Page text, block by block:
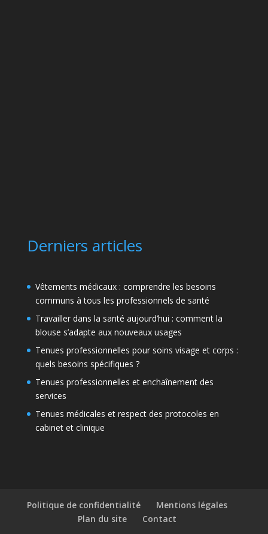
Derniers articles
Vêtements médicaux : comprendre les besoins
communs à tous les professionnels de santé
Travailler dans la santé aujourd’hui : comment la
blouse s’adapte aux nouveaux usages
Tenues professionnelles pour soins visage et corps :
quels besoins spécifiques ?
Tenues professionnelles et enchaînement des
services
Tenues médicales et respect des protocoles en
cabinet et clinique
Politique de confidentialité
Mentions légales
Plan du site
Contact